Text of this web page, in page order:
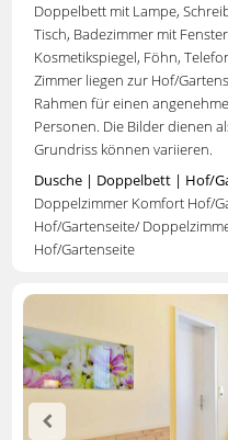
Doppelbett mit Lampe,
Tisch, Badezimmer mit
Kosmetikspiegel, Föhn,
Zimmer liegen zur Hof/
Rahmen für einen
Personen. Die Bilder dienen
Grundriss können variieren.
Dusche | Doppelbett | Hof/
Doppelzimmer Komfort Hof/
Hof/Gartenseite/
Hof/Gartenseite